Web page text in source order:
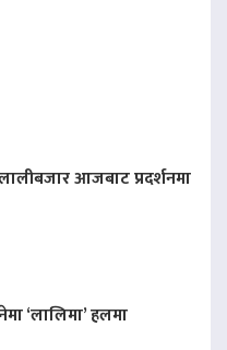
आजबाट प्रदर्शनमा
‘लालिमा’ हलमा